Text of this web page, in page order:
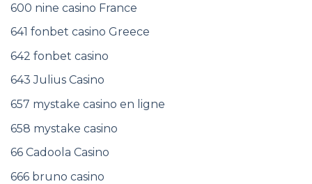
600 nine casino France
641 fonbet casino Greece
642 fonbet casino
643 Julius Casino
657 mystake casino en ligne
658 mystake casino
66 Cadoola Casino
666 bruno casino